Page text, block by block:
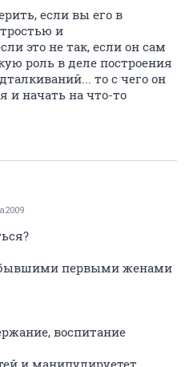
если вы его в
и
это не так, если он сам
роль в деле построения
то с чего он
и начать на что-то
первыми женами
воспитание
и манипулируетет